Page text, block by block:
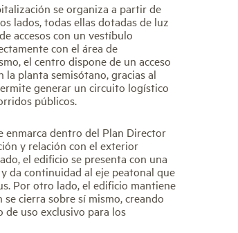
se organiza a partir de
lados, todas ellas dotadas de luz
accesos con un vestíbulo
con el área de
el centro dispone de un acceso
la planta semisótano, gracias al
generar un circuito logístico
públicos.
enmarca dentro del Plan Director
y relación con el exterior
el edificio se presenta con una
da continuidad al eje peatonal que
Por otro lado, el edificio mantiene
cierra sobre sí mismo, creando
uso exclusivo para los